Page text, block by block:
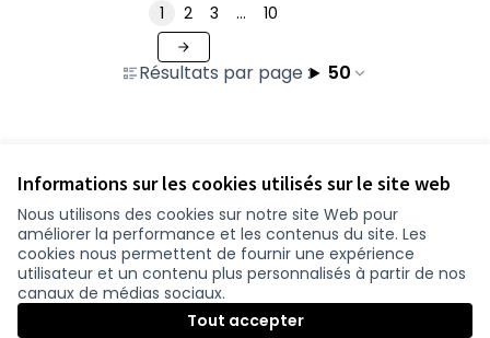
Informations sur les cookies utilisés sur le site web
Nous utilisons des cookies sur notre site Web pour
améliorer la performance et les contenus du site. Les
cookies nous permettent de fournir une expérience
utilisateur et un contenu plus personnalisés à partir de nos
canaux de médias sociaux.
Tout accepter
Résultats par page : 50
1 2 3 … 10
Conditions d'utilisation
Paramètres des cookies
participer.loire-atlantique.fr sur Facebook
(Nouvelle fenêtre)
participer.loire-atlantique.fr sur Instagram
(Nouvelle fenêtre)
participer.loire-atlantique.fr sur YouTube
(Nouvelle fenêtre)